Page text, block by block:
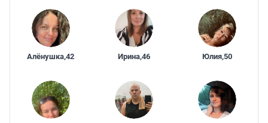
Алёнушка,42 Ирина,46 Юлия,50